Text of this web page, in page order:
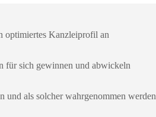
optimiertes Kanzleiprofil an
für sich gewinnen und abwickeln
und als solcher wahrgenommen werden